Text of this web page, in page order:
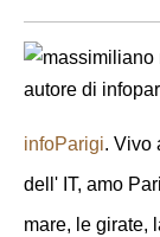
infoParigi. Vivo
dell' IT, amo
mare, le girate,